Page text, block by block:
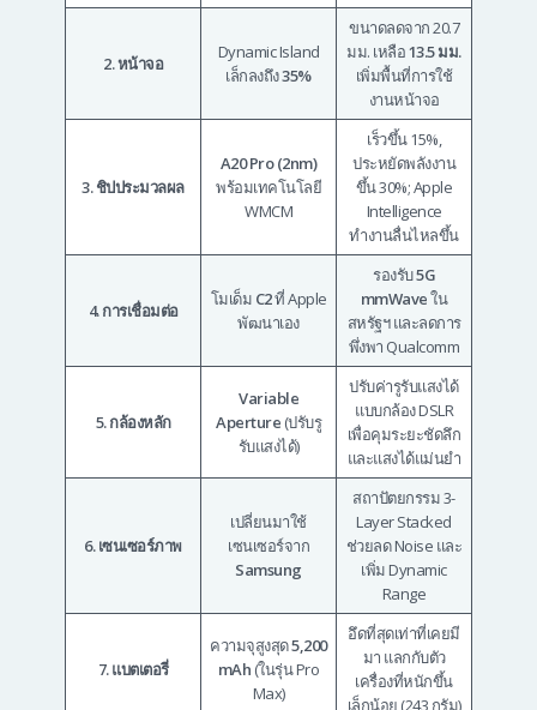
2. หน้าจอ
Dynamic Island
เล็กลงถึง35%
ขนาดลดจาก 20.7
มม. เหลือ13.5 มม.
เพิ่มพื้นที่การใช้
งานหน้าจอ
3. ชิปประมวลผล
A20 Pro (2nm)
พร้อมเทคโนโลยี
WMCM
เร็วขึ้น 15%,
ประหยัดพลังงาน
ขึ้น 30%; Apple
Intelligence
ทำงานลื่นไหลขึ้น
4. การเชื่อมต่อ
โมเด็ม C2ที่ Apple
พัฒนาเอง
รองรับ5G
mmWaveใน
สหรัฐฯ และลดการ
พึ่งพา Qualcomm
5. กล้องหลัก
Variable
Aperture (ปรับรู
รับแสงได้)
ปรับค่ารูรับแสงได้
แบบกล้อง DSLR
เพื่อคุมระยะชัดลึก
และแสงได้แม่นยำ
6. เซนเซอร์ภาพ
เปลี่ยนมาใช้
เซนเซอร์จาก
Samsung
สถาปัตยกรรม 3-
Layer Stacked
ช่วยลด Noise และ
เพิ่ม Dynamic
Range
7. แบตเตอรี่
ความจุสูงสุด5,200
mAh (ในรุ่น Pro
Max)
อึดที่สุดเท่าที่เคยมี
มา แลกกับตัว
เครื่องที่หนักขึ้น
เล็กน้อย (243 กรัม)